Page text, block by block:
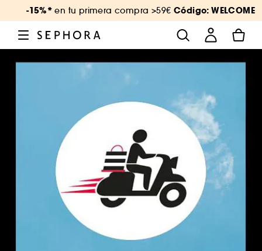
-15%* en tu primera compra >59€ Código: WELCOME